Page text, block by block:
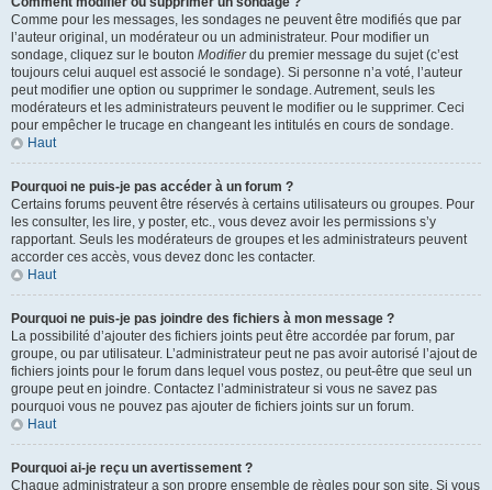
Comme pour les messages, les sondages ne peuvent être modifiés que par
l’auteur original, un modérateur ou un administrateur. Pour modifier un
sondage, cliquez sur le bouton Modifierdu premier message du sujet (c’est
toujours celui auquel est associé le sondage). Si personne n’a voté, l’auteur
peut modifier une option ou supprimer le sondage. Autrement, seuls les
modérateurs et les administrateurs peuvent le modifier ou le supprimer. Ceci
pour empêcher le trucage en changeant les intitulés en cours de sondage.
Haut
Pourquoi ne puis-je pas accéder à un forum ?
Certains forums peuvent être réservés à certains utilisateurs ou groupes. Pour
les consulter, les lire, y poster, etc., vous devez avoir les permissions s’y
rapportant. Seuls les modérateurs de groupes et les administrateurs peuvent
accorder ces accès, vous devez donc les contacter.
Haut
Pourquoi ne puis-je pas joindre des fichiers à mon message ?
La possibilité d’ajouter des fichiers joints peut être accordée par forum, par
groupe, ou par utilisateur. L’administrateur peut ne pas avoir autorisé l’ajout de
fichiers joints pour le forum dans lequel vous postez, ou peut-être que seul un
groupe peut en joindre. Contactez l’administrateur si vous ne savez pas
pourquoi vous ne pouvez pas ajouter de fichiers joints sur un forum.
Haut
Pourquoi ai-je reçu un avertissement ?
Chaque administrateur a son propre ensemble de règles pour son site. Si vous